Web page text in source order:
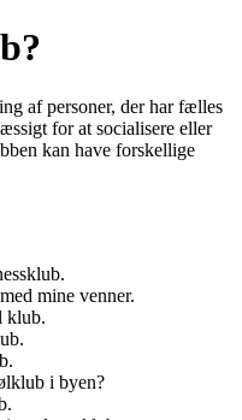
af personer, der har fælles
for at socialisere eller
kan have forskellige
mine venner.
klub.
i byen?